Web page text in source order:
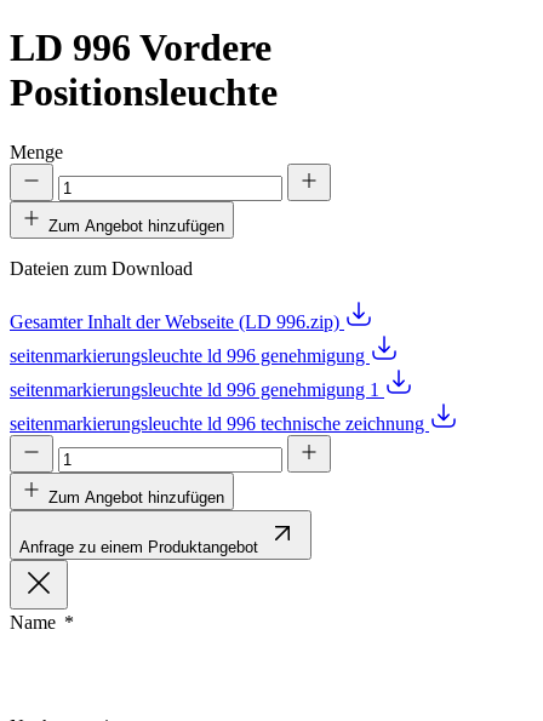
LD 996 Vordere
Positionsleuchte
Menge
Zum Angebot hinzufügen
Dateien zum Download
Gesamter Inhalt der Webseite (LD 996.zip)
seitenmarkierungsleuchte ld 996 genehmigung
seitenmarkierungsleuchte ld 996 genehmigung 1
seitenmarkierungsleuchte ld 996 technische zeichnung
Zum Angebot hinzufügen
Anfrage zu einem Produktangebot
Name